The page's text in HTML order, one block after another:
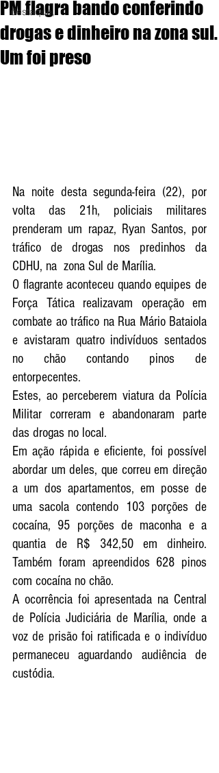
destaque,
PM flagra bando conferindo
drogas e dinheiro na zona sul.
Um foi preso
Na noite desta segunda-feira (22), por
volta das 21h, policiais militares
prenderam um rapaz, Ryan Santos, por
tráfico de drogas nos predinhos da
CDHU, na  zona Sul de Marília.
O flagrante aconteceu quando equipes de
Força Tática realizavam operação em
combate ao tráfico na Rua Mário Bataiola
e avistaram quatro indivíduos sentados
no chão contando pinos de
entorpecentes.
Estes, ao perceberem viatura da Polícia
Militar correram e abandonaram parte
das drogas no local.
Em ação rápida e eficiente, foi possível
abordar um deles, que correu em direção
a um dos apartamentos, em posse de
uma sacola contendo 103 porções de
cocaína, 95 porções de maconha e a
quantia de R$ 342,50 em dinheiro.
Também foram apreendidos 628 pinos
com cocaína no chão.
A ocorrência foi apresentada na Central
de Polícia Judiciária de Marília, onde a
voz de prisão foi ratificada e o indivíduo
permaneceu aguardando audiência de
custódia.